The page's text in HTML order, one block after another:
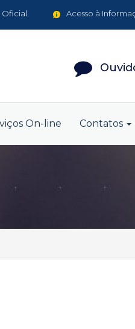
Acesso à
Oficial
On-line Contatos